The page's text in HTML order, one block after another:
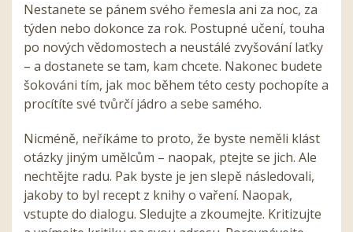
Nestanete se pánem svého řemesla ani za noc, za
týden nebo dokonce za rok. Postupné učení, touha
po nových vědomostech a neustálé zvyšování laťky
– a dostanete se tam, kam chcete. Nakonec budete
šokováni tím, jak moc během této cesty pochopíte a
procítíte své tvůrčí jádro a sebe samého.
Nicméně, neříkáme to proto, že byste neměli klást
otázky jiným umělcům – naopak, ptejte se jich. Ale
nechtějte radu. Pak byste je jen slepě následovali,
jakoby to byl recept z knihy o vaření. Naopak,
vstupte do dialogu. Sledujte a zkoumejte. Kritizujte